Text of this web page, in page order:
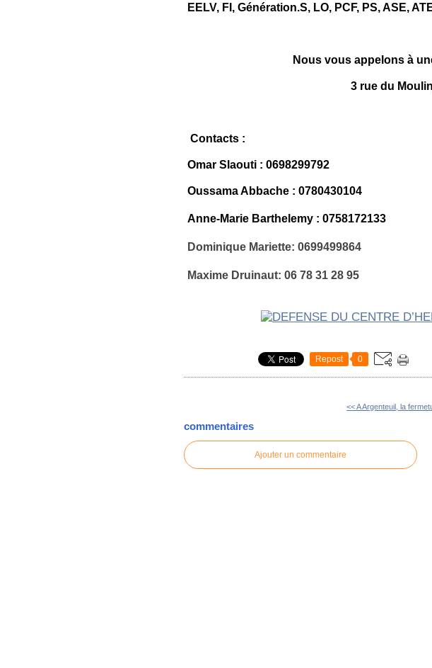
EELV, FI, Génération.S, LO, PCF, PS, ASE,
Nous vous appelons à
3 rue du
Contacts :
Omar Slaouti : 0698299792
Oussama Abbache : 0780430104
Anne-Marie Barthelemy : 0758172133
Dominique Mariette: 0699499864
Maxime Druinaut: 06 78 31 28 95
Repost 0
<< A Argenteuil, la
commentaires
Ajouter un commentaire